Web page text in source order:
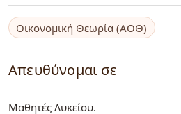
Οικονομική Θεωρία (ΑΟΘ)
Απευθύνομαι σε
Μαθητές Λυκείου